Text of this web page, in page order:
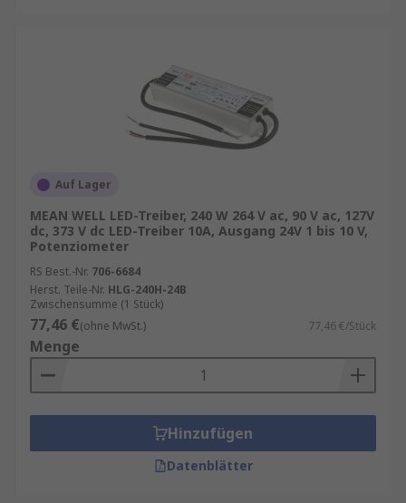
Auf Lager
MEAN WELL LED-Treiber, 240 W 264 V ac, 90 V ac, 127V
dc, 373 V dc LED-Treiber 10A, Ausgang 24V 1 bis 10 V,
Potenziometer
RS Best.-Nr. 706-6684
Herst. Teile-Nr. HLG-240H-24B
Zwischensumme (1 Stück)
77,46 €(ohne MwSt.) 77,46 €/Stück
Menge
Hinzufügen
Datenblätter